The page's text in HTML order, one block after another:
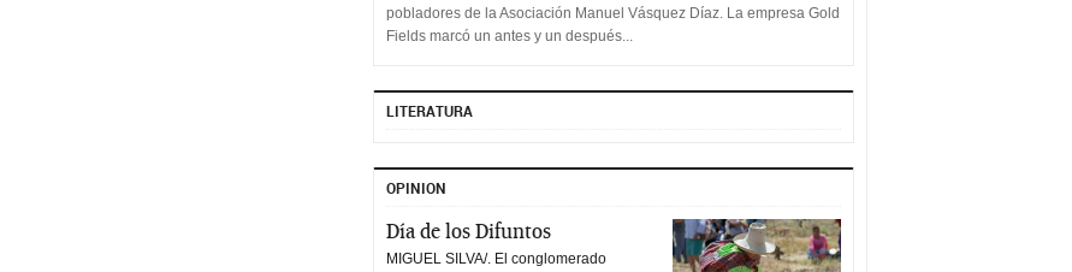
pobladores de la Asociación Manuel Vásquez Díaz. La empresa Gold
Fields marcó un antes y un después...
LITERATURA
OPINION
Día de los Difuntos
MIGUEL SILVA/. El conglomerado